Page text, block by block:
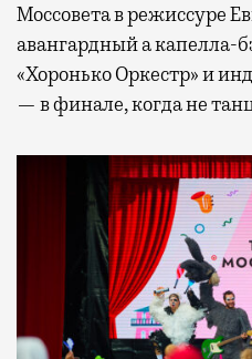
Моссовета в режиссуре
авангардный а капелла-
«Хоронько Оркестр» и
— в финале, когда не